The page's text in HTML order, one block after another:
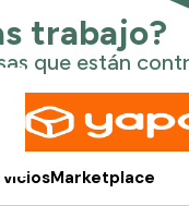
Marketplace